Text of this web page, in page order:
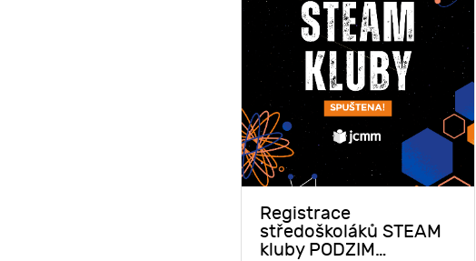
Registrace
středoškoláků STEAM
kluby PODZIM…